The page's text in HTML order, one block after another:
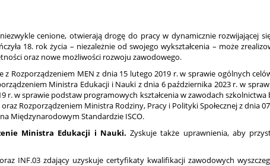
cenione, otwierają drogę do pracy w dynamicznie rozwijającej
18. rok życia – niezależnie od swojego wykształcenia – może
oraz nowe możliwości rozwoju zawodowego.
Rozporządzeniem MEN z dnia 15 lutego 2019 r. w sprawie ogólnych
Ministra Edukacji i Nauki z dnia 6 października 2023 r. w
r. w sprawie podstaw programowych kształcenia w zawodach
Rozporządzeniem Ministra Rodziny, Pracy i Polityki Społecznej z dnia
Międzynarodowym Standardzie ISCO.
Ministra Edukacji i Nauki. Zyskuje także uprawnienia, aby
INF.03 zdający uzyskuje certyfikaty kwalifikacji zawodowych